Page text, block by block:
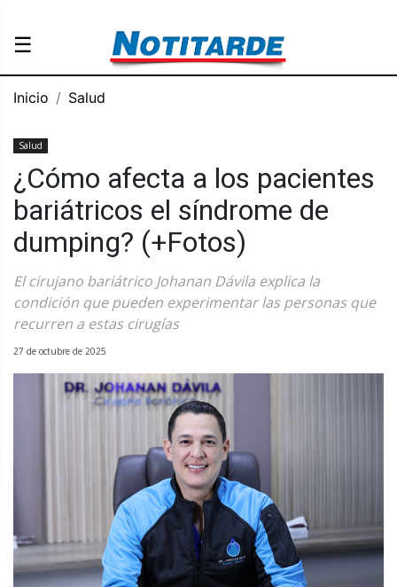
☰
Inicio Salud
Salud
¿Cómo afecta a los pacientes
bariátricos el síndrome de
dumping? (+Fotos)
El cirujano bariátrico Johanan Dávila explica la
condición que pueden experimentar las personas que
recurren a estas cirugías
27 de octubre de 2025